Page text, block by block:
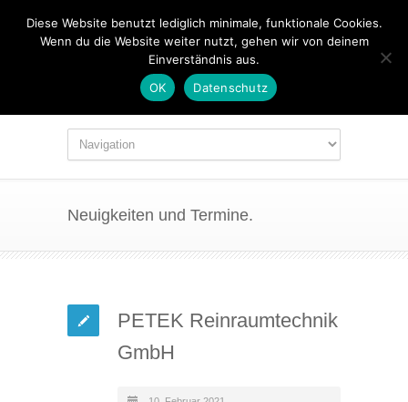
Neuigkeiten und Termine.
PETEK Reinraumtechnik
GmbH
Diese Website benutzt lediglich minimale, funktionale Cookies.
Wenn du die Website weiter nutzt, gehen wir von deinem
Einverständnis aus.
OK
Datenschutz